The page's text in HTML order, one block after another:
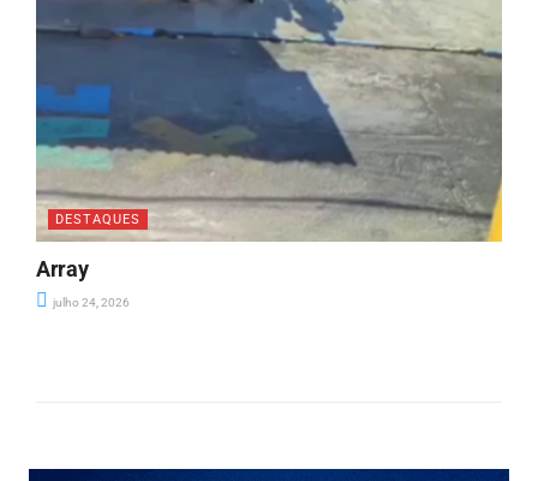
DESTAQUES
Array
julho 24, 2026